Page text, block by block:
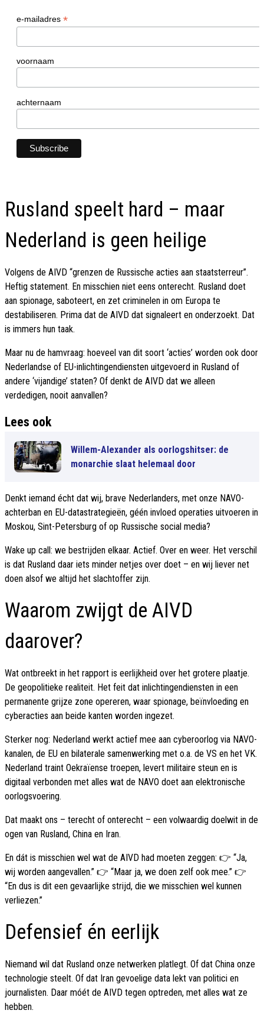
e-mailadres *
voornaam
achternaam
Rusland speelt hard – maar
Nederland is geen heilige
Volgens de AIVD “grenzen de Russische acties aan staatsterreur”.
Heftig statement. En misschien niet eens onterecht. Rusland doet
aan spionage, saboteert, en zet criminelen in om Europa te
destabiliseren. Prima dat de AIVD dat signaleert en onderzoekt. Dat
is immers hun taak.
Maar nu de hamvraag: hoeveel van dit soort ‘acties’ worden ook door
Nederlandse of EU-inlichtingendiensten uitgevoerd in Rusland of
andere ‘vijandige’ staten? Of denkt de AIVD dat we alleen
verdedigen, nooit aanvallen?
Lees ook
Willem-Alexander als oorlogshitser: de
monarchie slaat helemaal door
Denkt iemand écht dat wij, brave Nederlanders, met onze NAVO-
achterban en EU-datastrategieën, géén invloed operaties uitvoeren in
Moskou, Sint-Petersburg of op Russische social media?
Wake up call: we bestrijden elkaar. Actief. Over en weer. Het verschil
is dat Rusland daar iets minder netjes over doet – en wij liever net
doen alsof we altijd het slachtoffer zijn.
Waarom zwijgt de AIVD
daarover?
Wat ontbreekt in het rapport is eerlijkheid over het grotere plaatje.
De geopolitieke realiteit. Het feit dat inlichtingendiensten in een
permanente grijze zone opereren, waar spionage, beïnvloeding en
cyberacties aan beide kanten worden ingezet.
Sterker nog: Nederland werkt actief mee aan cyberoorlog via NAVO-
kanalen, de EU en bilaterale samenwerking met o.a. de VS en het VK.
Nederland traint Oekraïense troepen, levert militaire steun en is
digitaal verbonden met alles wat de NAVO doet aan elektronische
oorlogsvoering.
Dat maakt ons – terecht of onterecht – een volwaardig doelwit in de
ogen van Rusland, China en Iran.
En dát is misschien wel wat de AIVD had moeten zeggen: 👉 “Ja,
wij worden aangevallen.” 👉 “Maar ja, we doen zelf ook mee.” 👉
“En dus is dit een gevaarlijke strijd, die we misschien wel kunnen
verliezen.”
Defensief én eerlijk
Niemand wil dat Rusland onze netwerken platlegt. Of dat China onze
technologie steelt. Of dat Iran gevoelige data lekt van politici en
journalisten. Daar móét de AIVD tegen optreden, met alles wat ze
hebben.